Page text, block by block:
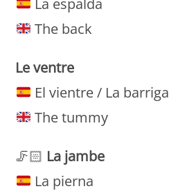
La espalda
The back
Le ventre
El vientre / La barriga
The tummy
🦵🏻 La jambe
La pierna